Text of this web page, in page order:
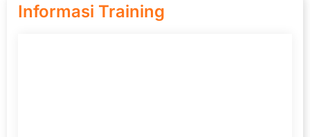
Informasi Training